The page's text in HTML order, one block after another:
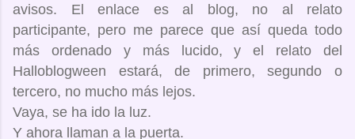
avisos. El enlace es al blog, no al relato
participante, pero me parece que así queda todo
más ordenado y más lucido, y el relato del
Halloblogween estará, de primero, segundo o
tercero, no mucho más lejos.
Vaya, se ha ido la luz.
Y ahora llaman a la puerta.